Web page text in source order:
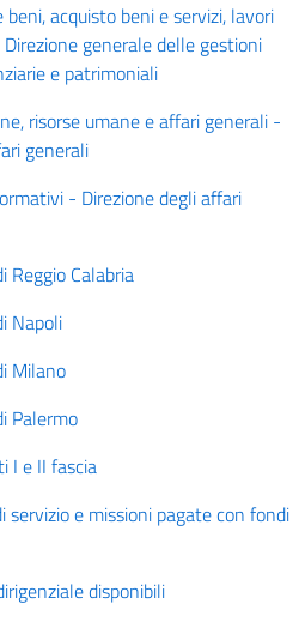
acquisto beni e servizi, lavori
generale delle gestioni
e patrimoniali
risorse umane e affari generali -
generali
- Direzione degli affari
Reggio Calabria
Napoli
Milano
Palermo
I e II fascia
servizio e missioni pagate con fondi
disponibili